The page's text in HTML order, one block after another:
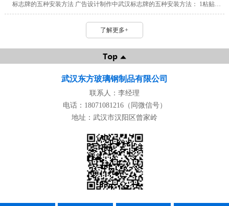
标志牌的五种安装方法 广告设计制作中武汉标志牌的五种安装方法： 1粘贴式 这种方式应用较为广泛，采用的胶粘剂有玻璃胶、AB胶、泡沫胶、海绵胶、双面胶、三氯甲烷、结构胶等。
了解更多+
武汉东方玻璃钢制品有限公司
联系人：李经理
电话：18071081216（同微信号）
地址：武汉市汉阳区曾家岭